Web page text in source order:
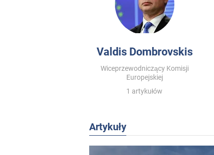
Valdis Dombrovskis
Wiceprzewodniczący Komisji
Europejskiej
1 artykułów
Artykuły